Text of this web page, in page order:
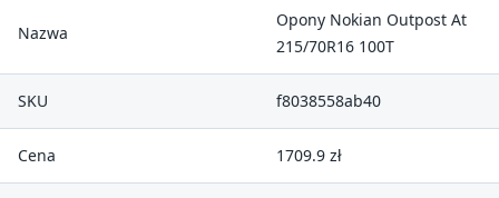
Nazwa
Opony Nokian Outpost At
215/70R16 100T
SKU f8038558ab40
Cena 1709.9 zł